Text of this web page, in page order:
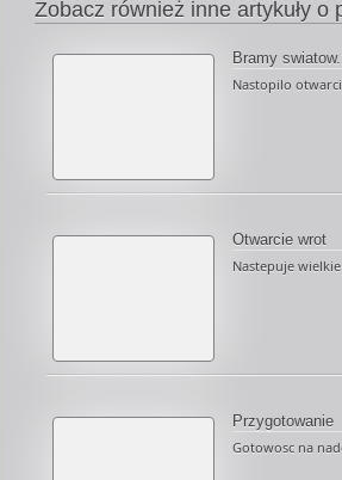
Zobacz również inne artykuły o
Bramy
Nastopilo
Otwarcie wrot
Nastepuje
Przygotowanie
Gotowosc na